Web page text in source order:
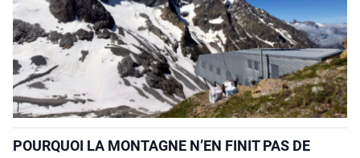
POURQUOI LA MONTAGNE N’EN FINIT PAS DE